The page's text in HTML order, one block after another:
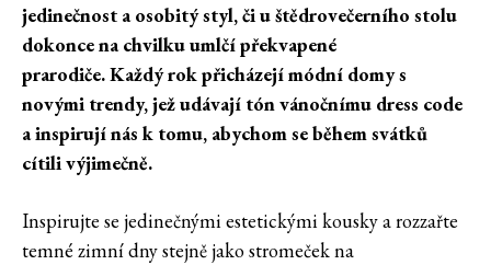
jedinečnost a osobitý styl, či u štědrovečerního stolu
dokonce na chvilku umlčí překvapené
prarodiče. Každý rok přicházejí módní domy s
novými trendy, jež udávají tón vánočnímu dress code
a inspirují nás k tomu, abychom se během svátků
cítili výjimečně.
Inspirujte se jedinečnými estetickými kousky a rozzařte
temné zimní dny stejně jako stromeček na